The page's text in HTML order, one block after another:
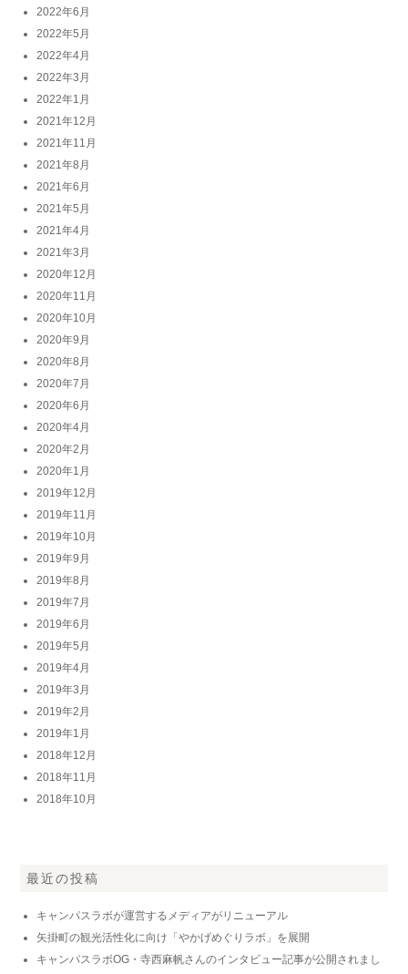
2022年6月
2022年5月
2022年4月
2022年3月
2022年1月
2021年12月
2021年11月
2021年8月
2021年6月
2021年5月
2021年4月
2021年3月
2020年12月
2020年11月
2020年10月
2020年9月
2020年8月
2020年7月
2020年6月
2020年4月
2020年2月
2020年1月
2019年12月
2019年11月
2019年10月
2019年9月
2019年8月
2019年7月
2019年6月
2019年5月
2019年4月
2019年3月
2019年2月
2019年1月
2018年12月
2018年11月
2018年10月
最近の投稿
キャンパスラボが運営するメディアがリニューアル
矢掛町の観光活性化に向け「やかげめぐりラボ」を展開
キャンパスラボOG・寺西麻帆さんのインタビュー記事が公開されまし